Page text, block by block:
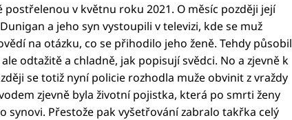
v květnu roku 2021. O měsíc později její
a jeho syn vystoupili v televizi, kde se muž
na otázku, co se přihodilo jeho ženě. Tehdy působil
odtažitě a chladně, jak popisují svědci. No a zjevně k
se totiž nyní policie rozhodla muže obvinit z vraždy
zjevně byla životní pojistka, která po smrti ženy
synovi. Přestože pak vyšetřování zabralo takřka celý